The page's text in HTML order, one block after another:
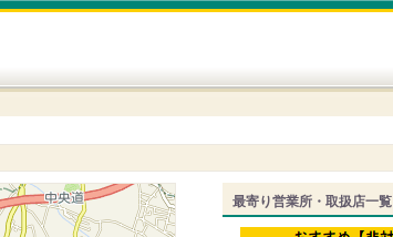
最寄り営業所・取扱店一覧